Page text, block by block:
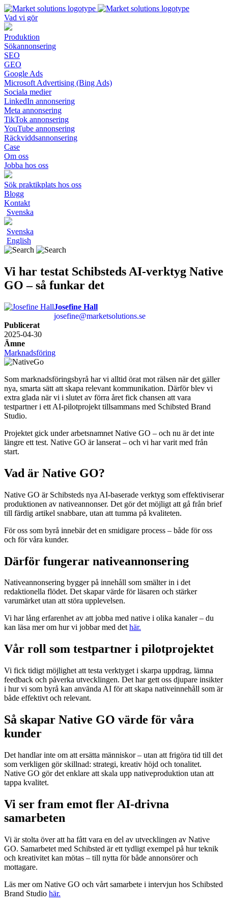
Vad vi gör
Produktion
Sökannonsering
SEO
GEO
Google Ads
Microsoft Advertising (Bing Ads)
Sociala medier
LinkedIn annonsering
Meta annonsering
TikTok annonsering
YouTube annonsering
Räckviddsannonsering
Case
Om oss
Jobba hos oss
Sök praktikplats hos oss
Blogg
Kontakt
Svenska
Svenska
English
Vi har testat Schibsteds AI-verktyg Native
GO – så funkar det
Josefine Hall
josefine@marketsolutions.se
Publicerat
2025-04-30
Ämne
Marknadsföring
Som marknadsföringsbyrå har vi alltid örat mot rälsen när det gäller
nya, smarta sätt att skapa relevant kommunikation. Därför blev vi
extra glada när vi i slutet av förra året fick chansen att vara
testpartner i ett AI-pilotprojekt tillsammans med Schibsted Brand
Studio.
Projektet gick under arbetsnamnet Native GO – och nu är det inte
längre ett test. Native GO är lanserat – och vi har varit med från
start.
Vad är Native GO?
Native GO är Schibsteds nya AI-baserade verktyg som effektiviserar
produktionen av nativeannonser. Det gör det möjligt att gå från brief
till färdig artikel snabbare, utan att tumma på kvaliteten.
För oss som byrå innebär det en smidigare process – både för oss
och för våra kunder.
Därför fungerar nativeannonsering
Nativeannonsering bygger på innehåll som smälter in i det
redaktionella flödet. Det skapar värde för läsaren och stärker
varumärket utan att störa upplevelsen.
Vi har lång erfarenhet av att jobba med native i olika kanaler – du
kan läsa mer om hur vi jobbar med dethär.
Vår roll som testpartner i pilotprojektet
Vi fick tidigt möjlighet att testa verktyget i skarpa uppdrag, lämna
feedback och påverka utvecklingen. Det har gett oss djupare insikter
i hur vi som byrå kan använda AI för att skapa nativeinnehåll som är
både effektivt och relevant.
Så skapar Native GO värde för våra
kunder
Det handlar inte om att ersätta människor – utan att frigöra tid till det
som verkligen gör skillnad: strategi, kreativ höjd och tonalitet.
Native GO gör det enklare att skala upp nativeproduktion utan att
tappa kvalitet.
Vi ser fram emot fler AI-drivna
samarbeten
Vi är stolta över att ha fått vara en del av utvecklingen av Native
GO. Samarbetet med Schibsted är ett tydligt exempel på hur teknik
och kreativitet kan mötas – till nytta för både annonsörer och
mottagare.
Läs mer om Native GO och vårt samarbete i intervjun hos Schibsted
Brand Studio här.